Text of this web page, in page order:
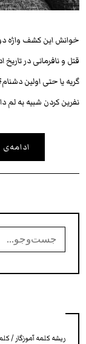
خوانش این کشف واژه
قتل و نافرمانی در
گریه یا حتی اولین
نفرین کردن شبیه به لم
ادامه‌ی
برای:
ریشه کلمه آموزگار /